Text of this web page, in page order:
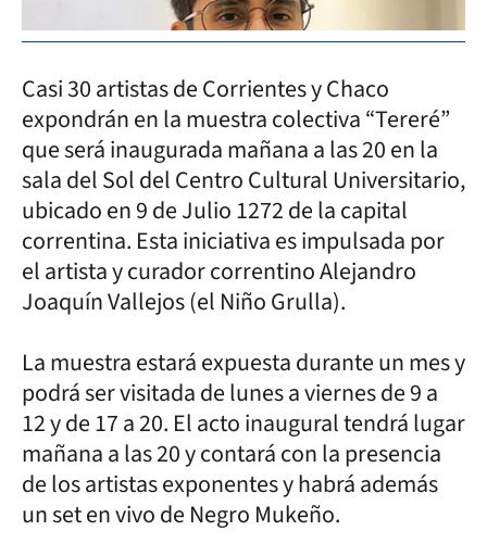
Casi 30 artistas de Corrientes y Chaco
expondrán en la muestra colectiva “Tereré”
que será inaugurada mañana a las 20 en la
sala del Sol del Centro Cultural Universitario,
ubicado en 9 de Julio 1272 de la capital
correntina. Esta iniciativa es impulsada por
el artista y curador correntino Alejandro
Joaquín Vallejos (el Niño Grulla).
La muestra estará expuesta durante un mes y
podrá ser visitada de lunes a viernes de 9 a
12 y de 17 a 20. El acto inaugural tendrá lugar
mañana a las 20 y contará con la presencia
de los artistas exponentes y habrá además
un set en vivo de Negro Mukeño.